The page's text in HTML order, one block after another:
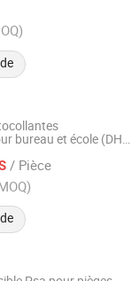
bureau et école (DH-
/ Pièce